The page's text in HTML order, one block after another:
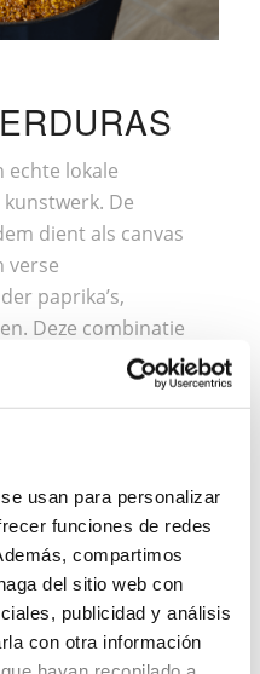
usan para personalizar
funciones de redes
compartimos
del sitio web con
publicidad y análisis
con otra información
echte lokale
De
dient als canvas
verse
paprika’s,
Deze combinatie
en smaakbeleving.
van Alicante neemt
aan. In plaats van een
de bergen dik en
(gedroogde